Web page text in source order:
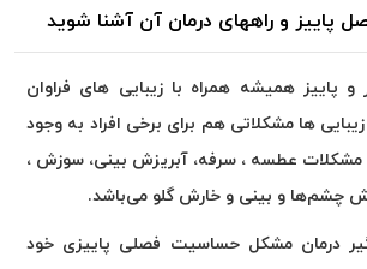
پاییز و راههای درمان آن آشنا شوید
پاییز همیشه همراه با زیبایی های فراوان
زیبایی ها مشکلاتی هم برای برخی افراد به وجود
مشکلات عطسه ، سرفه، آبریزش بینی، سوزش ،
چشم‌ها و بینی و خارش گلو می‌باشد.
درمان مشکل حساسیت فصلی پاییزی خود